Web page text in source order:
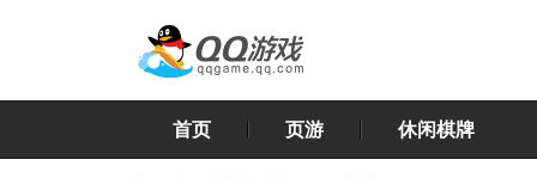
首页 页游 休闲棋牌